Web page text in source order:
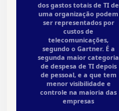
dos gastos totais de TI de
uma organização podem
ser representados por
custos de
telecomunicações,
segundo o Gartner. É a
segunda maior categoria
de despesa de TI depois
de pessoal, e a que tem
menor visibilidade e
controle na maioria das
empresas